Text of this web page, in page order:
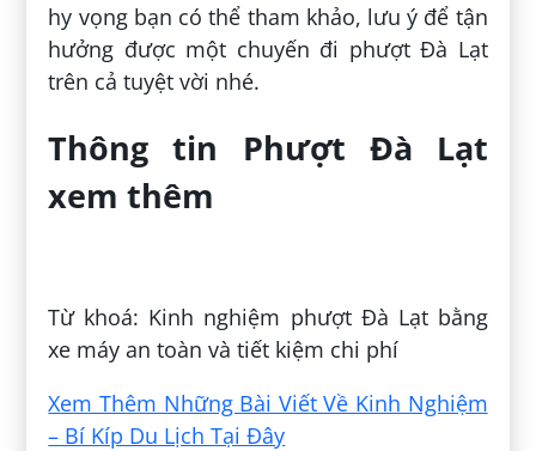
hy vọng bạn có thể tham khảo, lưu ý để tận
hưởng được một chuyến đi phượt Đà Lạt
trên cả tuyệt vời nhé.
Thông tin Phượt Đà Lạt
xem thêm
Từ khoá: Kinh nghiệm phượt Đà Lạt bằng
xe máy an toàn và tiết kiệm chi phí
Xem Thêm Những Bài Viết Về Kinh Nghiệm
– Bí Kíp Du Lịch Tại Đây